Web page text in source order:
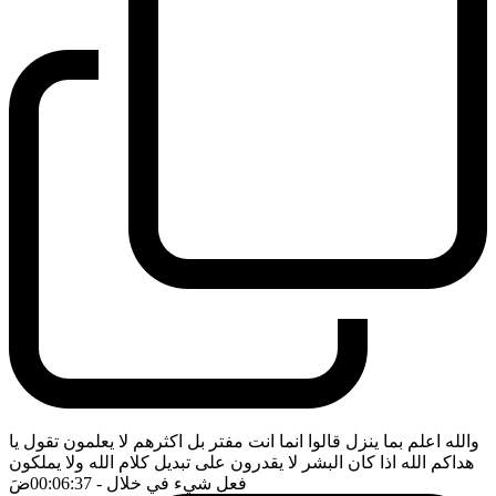
والله اعلم بما ينزل قالوا انما انت مفتر بل اكثرهم لا يعلمون تقول يا
هداكم الله اذا كان البشر لا يقدرون على تبديل كلام الله ولا يملكون
فعل شيء في خلال - 00:06:37 ضَ